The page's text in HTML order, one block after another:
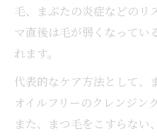
毛、まぶたの炎症などのリ
マ直後は毛が弱くなってい
れます。
代表的なケア方法として、
オイルフリーのクレンジン
また、まつ毛をこすらない